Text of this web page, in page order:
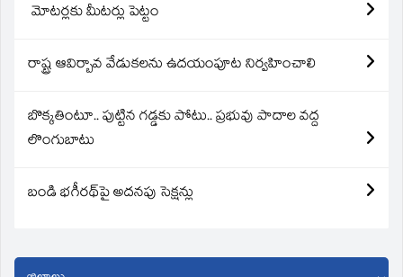
మోటర్లకు మీటర్లు పెట్టం
రాష్ట్ర ఆవిర్బావ వేడుకలను ఉదయంపూట నిర్వహించాలి
బొక్కతింటూ.. పుట్టిన గడ్డకు పోటు.. ప్రభువు పాదాల వద్ద
లొంగుబాటు
బండి భగీరథ్‌పై అదనపు సెక్షన్లు